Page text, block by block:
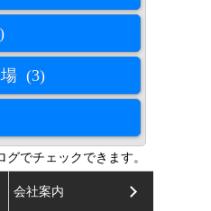
(3)
でチェックできます。
会社案内